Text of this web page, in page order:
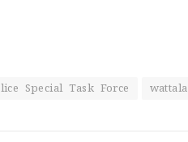
Special Task Force wattala